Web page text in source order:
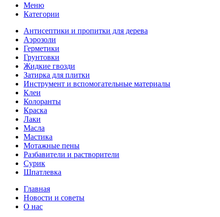
Меню
Категории
Антисептики и пропитки для дерева
Аэрозоли
Герметики
Грунтовки
Жидкие гвозди
Затирка для плитки
Инструмент и вспомогательные материалы
Клеи
Колоранты
Краска
Лаки
Масла
Мастика
Мотажные пены
Разбавители и растворители
Сурик
Шпатлевка
Главная
Новости и советы
О нас